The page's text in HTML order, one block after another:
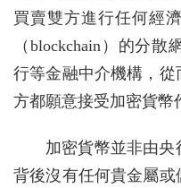
買賣雙方進行任何經
（blockchain）的分
行等金融中介機構，
方都願意接受加密貨幣
加密貨幣並非由
背後沒有任何貴金屬